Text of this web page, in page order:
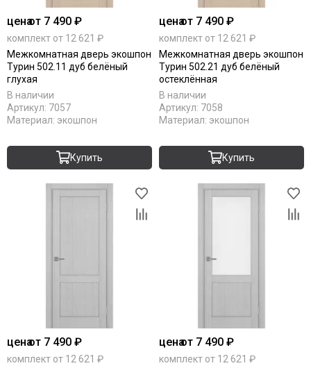
ценаот 7 490 ₽
комплект от 12 621 ₽
Межкомнатная дверь экошпон
Турин 502.11 дуб белёный
глухая
В наличии
Артикул: 7057
Материал: экошпон
Купить
ценаот 7 490 ₽
комплект от 12 621 ₽
Межкомнатная дверь экошпон
Турин 502.21 дуб белёный
остеклённая
В наличии
Артикул: 7058
Материал: экошпон
Купить
ценаот 7 490 ₽
комплект от 12 621 ₽
ценаот 7 490 ₽
комплект от 12 621 ₽